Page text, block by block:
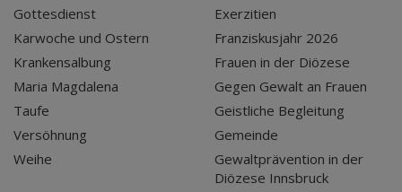
Gottesdienst
Karwoche und Ostern
Krankensalbung
Maria Magdalena
Taufe
Versöhnung
Weihe
Exerzitien
Franziskusjahr 2026
Frauen in der Diözese
Gegen Gewalt an Frauen
Geistliche Begleitung
Gemeinde
Gewaltprävention in der
Diözese Innsbruck